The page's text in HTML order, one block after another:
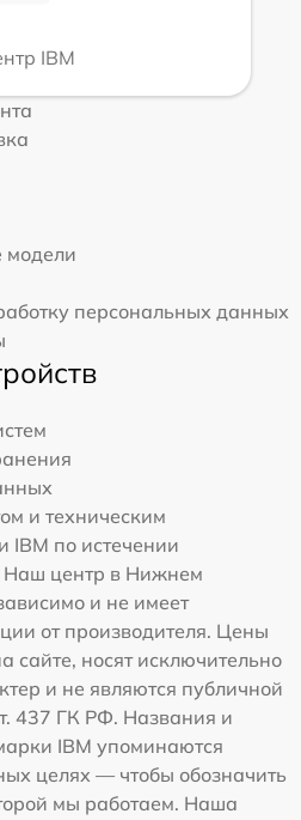
IBM
модели
персональных данных
и техническим
IBM по истечении
Наш центр в Нижнем
и не имеет
от производителя. Цены
сайте, носят исключительно
и не являются публичной
437 ГК РФ. Названия и
IBM упоминаются
целях — чтобы обозначить
мы работаем. Наша